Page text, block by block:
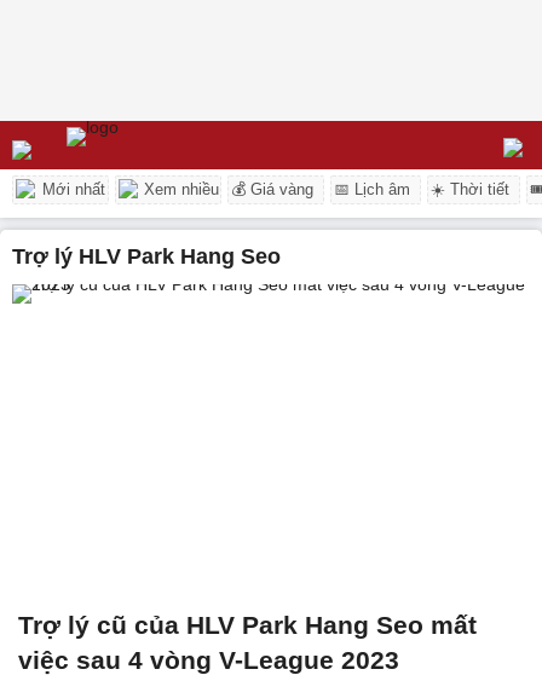
Mới nhất Xem nhiều 💰 Giá vàng 📅 Lịch âm ☀️ Thời tiết
Trợ lý HLV Park Hang Seo
Trợ lý cũ của HLV Park Hang Seo mất
việc sau 4 vòng V-League 2023